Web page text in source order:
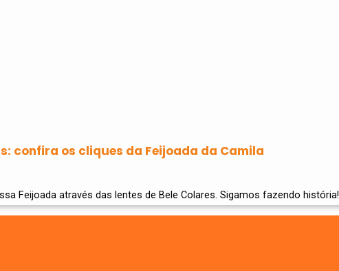
confira os cliques da Feijoada da Camila
Feijoada através das lentes de Bele Colares. Sigamos fazendo história!